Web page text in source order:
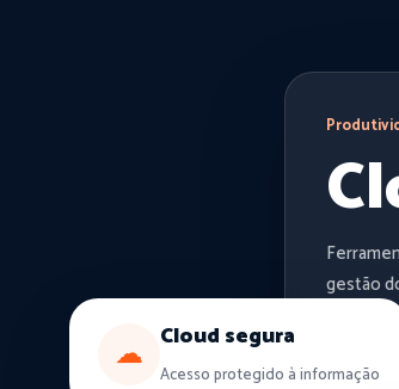
gestão
☁ Cloud segura
Acesso protegido à informação